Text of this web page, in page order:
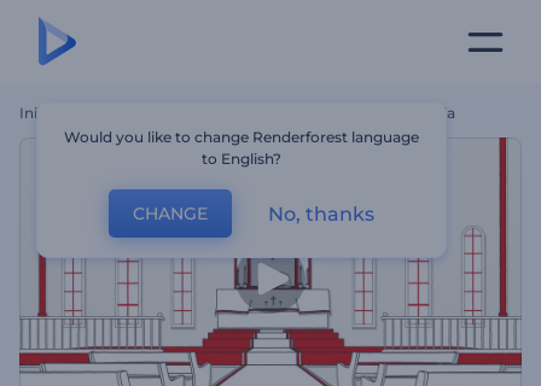
Inicio Video Explicativo De Comunidad De Iglesia
Would you like to change Renderforest language
to English?
CHANGE No, thanks